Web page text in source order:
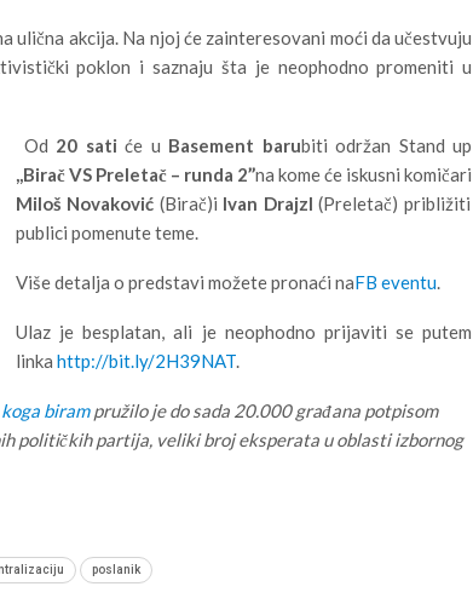
ulična akcija. Na njoj će zainteresovani moći da učestvuju
poklon i saznaju šta je neophodno promeniti u
Od 20 sati će u Basement barubiti održan Stand up
,,Birač VS Preletač – runda 2’’na kome će iskusni komičari
Miloš Novaković (Birač)i Ivan Drajzl(Preletač) približiti
publici pomenute teme.
Više detalja o predstavi možete pronaći naFB eventu.
Ulaz je besplatan, ali je neophodno prijaviti se putem
linka http://bit.ly/2H39NAT.
birampružilo je do sada 20.000 građana potpisom
političkih partija, veliki broj eksperata u oblasti izbornog
poslanik